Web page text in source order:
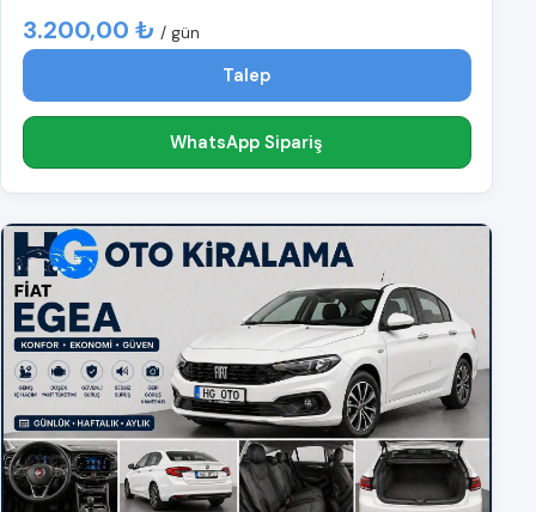
3.200,00 ₺ / gün
Talep
WhatsApp Sipariş